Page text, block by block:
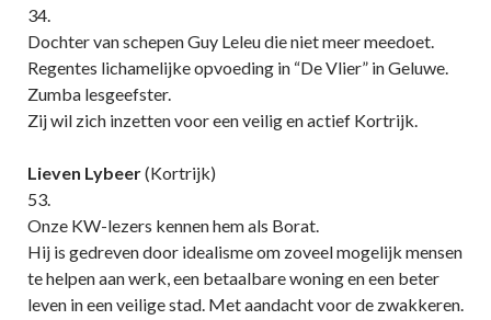
34.
Dochter van schepen Guy Leleu die niet meer meedoet.
Regentes lichamelijke opvoeding in “De Vlier” in Geluwe.
Zumba lesgeefster.
Zij wil zich inzetten voor een veilig en actief Kortrijk.
Lieven Lybeer(Kortrijk)
53.
Onze KW-lezers kennen hem als Borat.
Hij is gedreven door idealisme om zoveel mogelijk mensen
te helpen aan werk, een betaalbare woning en een beter
leven in een veilige stad. Met aandacht voor de zwakkeren.